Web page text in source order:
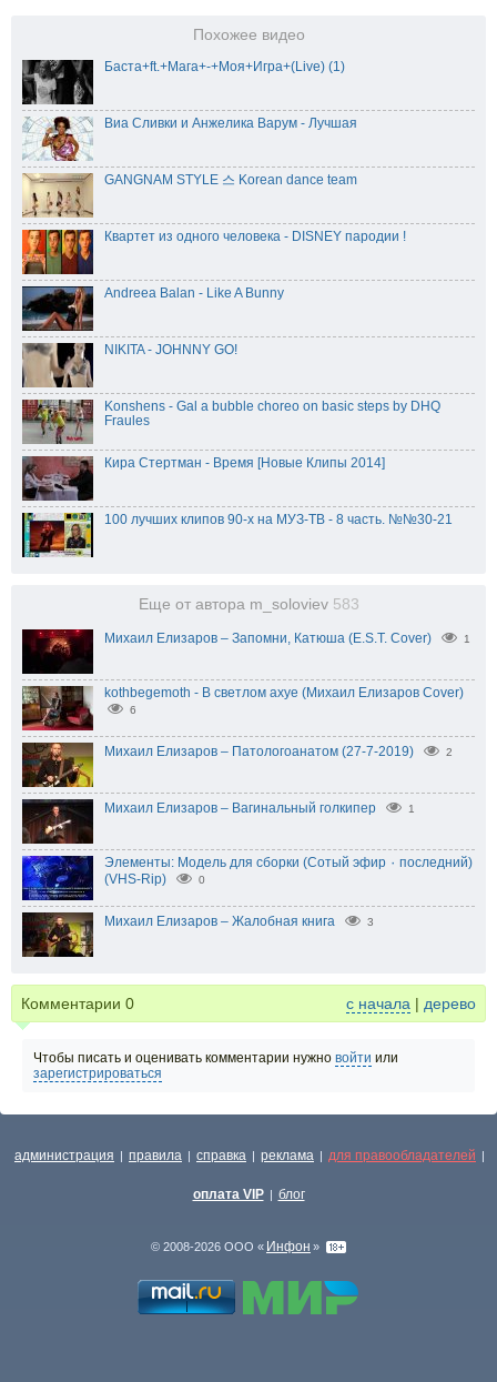
Похожее видео
Баста+ft.+Мага+-+Моя+Игра+(Live) (1)
Виа Сливки и Анжелика Варум - Лучшая
GANGNAM STYLE 스 Korean dance team
Квартет из одного человека - DISNEY пародии !
Andreea Balan - Like A Bunny
NIKITA - JOHNNY GO!
Konshens - Gal a bubble choreo on basic steps by DHQ
Fraules
Кира Стертман - Время [Новые Клипы 2014]
100 лучших клипов 90-х на МУЗ-ТВ - 8 часть. №№30-21
Еще от автора m_soloviev 583
Михаил Елизаров – Запомни, Катюша (E.S.T. Cover) 1
kothbegemoth - В светлом ахуе (Михаил Елизаров Cover)
6
Михаил Елизаров – Патологоанатом (27-7-2019) 2
Михаил Елизаров – Вагинальный голкипер 1
Элементы: Модель для сборки (Сотый эфир ٠ последний)
(VHS-Rip)
0
Михаил Елизаров – Жалобная книга 3
Комментарии 0 с начала | дерево
Чтобы писать и оценивать комментарии нужно войти или
зарегистрироваться
администрация | правила | справка | реклама | для правообладателей |
оплата VIP | блог
© 2008-2026 ООО « Инфон »